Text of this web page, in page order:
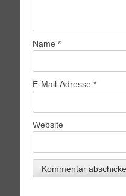
Name *
E-Mail-Adresse *
Website